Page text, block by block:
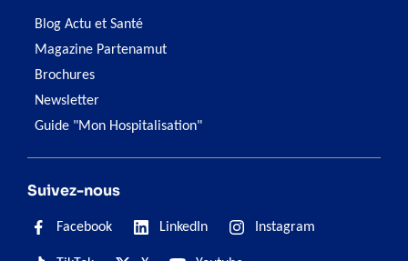
Blog Actu et Santé
Magazine Partenamut
Brochures
Newsletter
Guide "Mon Hospitalisation"
Suivez-nous
Facebook LinkedIn Instagram